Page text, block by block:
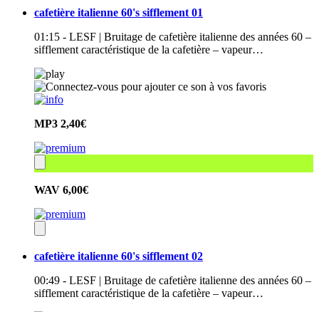
cafetière italienne 60's sifflement 01
01:15 - LESF | Bruitage de cafetière italienne des années 60 –
sifflement caractéristique de la cafetière – vapeur…
MP3 2,40€
WAV 6,00€
cafetière italienne 60's sifflement 02
00:49 - LESF | Bruitage de cafetière italienne des années 60 –
sifflement caractéristique de la cafetière – vapeur…